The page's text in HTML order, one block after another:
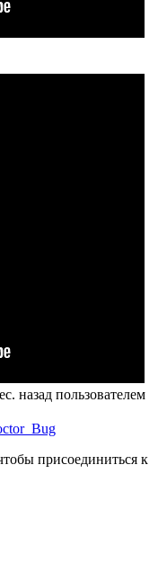
назад пользователем
присоединиться к